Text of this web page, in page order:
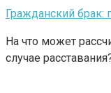
Гражданский
На что может
случае